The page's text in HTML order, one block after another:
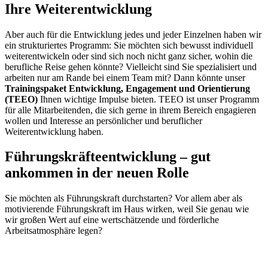
Ihre Weiterentwicklung
Aber auch für die Entwicklung jedes und jeder Einzelnen haben wir
ein strukturiertes Programm: Sie möchten sich bewusst individuell
weiterentwickeln oder sind sich noch nicht ganz sicher, wohin die
berufliche Reise gehen könnte? Vielleicht sind Sie spezialisiert und
arbeiten nur am Rande bei einem Team mit? Dann könnte unser
Trainingspaket Entwicklung, Engagement und Orientierung
(TEEO) Ihnen wichtige Impulse bieten. TEEO ist unser Programm
für alle Mitarbeitenden, die sich gerne in ihrem Bereich engagieren
wollen und Interesse an persönlicher und beruflicher
Weiterentwicklung haben.
Führungskräfteentwicklung – gut
ankommen in der neuen Rolle
Sie möchten als Führungskraft durchstarten? Vor allem aber als
motivierende Führungskraft im Haus wirken, weil Sie genau wie
wir großen Wert auf eine wertschätzende und förderliche
Arbeitsatmosphäre legen?